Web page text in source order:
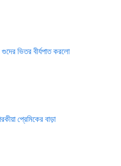
গুদের ভিতর বীর্যপাত করলো
প্রেমিকের বাড়া